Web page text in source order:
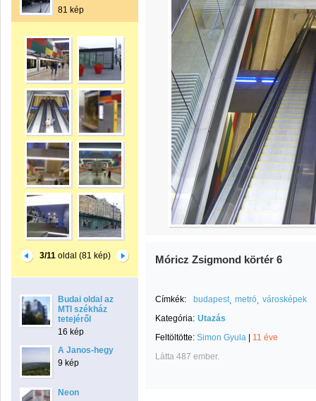
81 kép
3/11oldal (81 kép)
Budai oldal az
MTI székház
tetejéről
16 kép
A Janos-hegy
9 kép
Neon
Móricz Zsigmond körtér 6
Címkék: budapest metró városképek
Kategória: Utazás
Feltöltötte: Simon Gyula
11 éve
Látta 487 ember.